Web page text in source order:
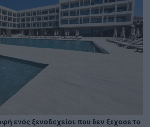
ενός ξενοδοχείου που δεν ξέχασε το